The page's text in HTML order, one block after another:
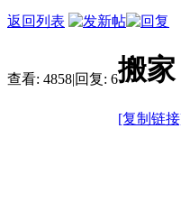
返回列表
查看: 4858|回复: 6搬
[复制链